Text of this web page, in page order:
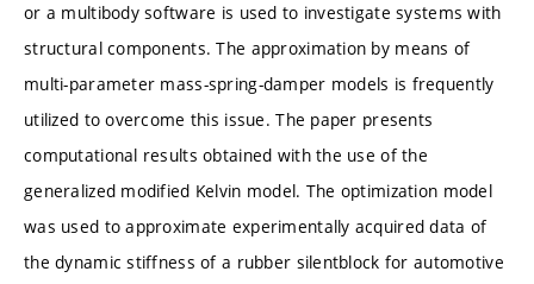
or a multibody software is used to investigate systems with
structural components. The approximation by means of
multi-parameter mass-spring-damper models is frequently
utilized to overcome this issue. The paper presents
computational results obtained with the use of the
generalized modified Kelvin model. The optimization model
was used to approximate experimentally acquired data of
the dynamic stiffness of a rubber silentblock for automotive